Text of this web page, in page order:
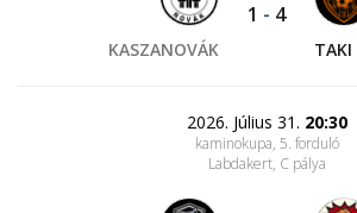
KASZANOVÁK
1 - 4
TAKI
2026. Július 31. 20:30
kaminokupa, 5. forduló
Labdakert, C pálya